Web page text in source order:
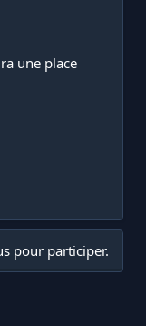
une place
pour participer.